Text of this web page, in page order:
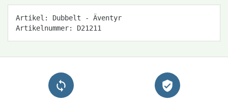
Artikel: Dubbelt - Äventyr
Artikelnummer: D21211
loop verified_user